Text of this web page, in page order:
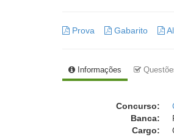
Prova Gabarito
Informações
Concurso:
Banca:
Cargo: